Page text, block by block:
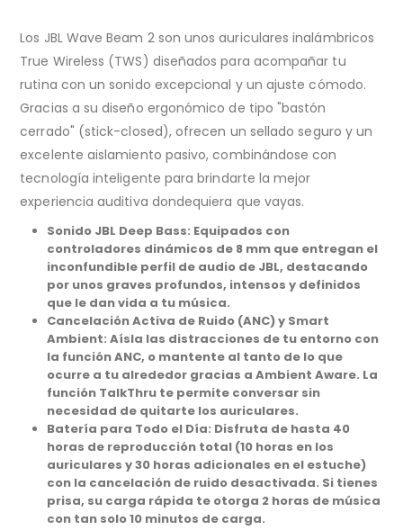
Los JBL Wave Beam 2 son unos auriculares inalámbricos
True Wireless (TWS) diseñados para acompañar tu
rutina con un sonido excepcional y un ajuste cómodo.
Gracias a su diseño ergonómico de tipo "bastón
cerrado" (stick-closed), ofrecen un sellado seguro y un
excelente aislamiento pasivo, combinándose con
tecnología inteligente para brindarte la mejor
experiencia auditiva dondequiera que vayas.
Sonido JBL Deep Bass: Equipados con
controladores dinámicos de 8 mm que entregan el
inconfundible perfil de audio de JBL, destacando
por unos graves profundos, intensos y definidos
que le dan vida a tu música.
Cancelación Activa de Ruido (ANC) y Smart
Ambient: Aísla las distracciones de tu entorno con
la función ANC, o mantente al tanto de lo que
ocurre a tu alrededor gracias a Ambient Aware. La
función TalkThru te permite conversar sin
necesidad de quitarte los auriculares.
Batería para Todo el Día: Disfruta de hasta 40
horas de reproducción total (10 horas en los
auriculares y 30 horas adicionales en el estuche)
con la cancelación de ruido desactivada. Si tienes
prisa, su carga rápida te otorga 2 horas de música
con tan solo 10 minutos de carga.